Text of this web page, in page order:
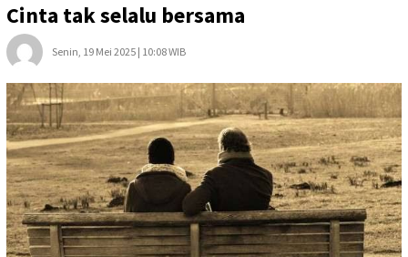
Cinta tak selalu bersama
Senin, 19 Mei 2025 | 10:08 WIB